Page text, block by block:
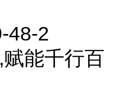
48-2
能千行百